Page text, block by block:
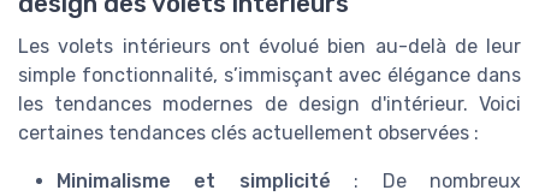
Les volets intérieurs ont évolué bien au-delà de leur
simple fonctionnalité, s’immisçant avec élégance dans
les tendances modernes de design d'intérieur. Voici
certaines tendances clés actuellement observées :
Minimalisme et simplicité : De nombreux